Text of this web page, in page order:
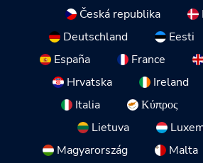
Česká republika
Deutschland
Eesti
España
France
Hrvatska
Ireland
Italia
Κύπρος
Lietuva
Magyarország
Malta